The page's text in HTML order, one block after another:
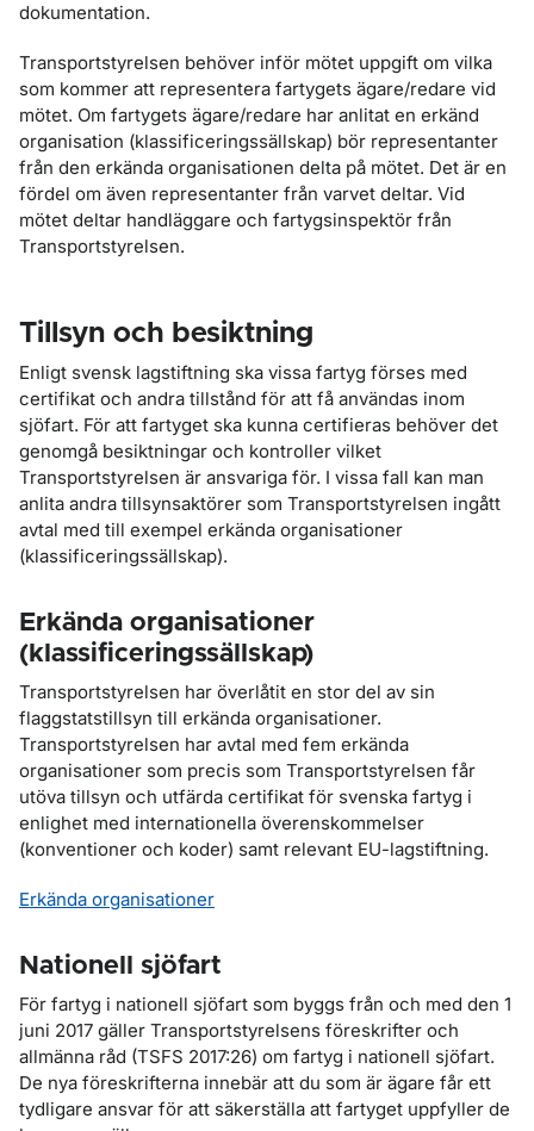
dokumentation.
Transportstyrelsen behöver inför mötet uppgift om vilka
som kommer att representera fartygets ägare/redare vid
mötet. Om fartygets ägare/redare har anlitat en erkänd
organisation (klassificeringssällskap) bör representanter
från den erkända organisationen delta på mötet. Det är en
fördel om även representanter från varvet deltar. Vid
mötet deltar handläggare och fartygsinspektör från
Transportstyrelsen.
Tillsyn och besiktning
Enligt svensk lagstiftning ska vissa fartyg förses med
certifikat och andra tillstånd för att få användas inom
sjöfart. För att fartyget ska kunna certifieras behöver det
genomgå besiktningar och kontroller vilket
Transportstyrelsen är ansvariga för. I vissa fall kan man
anlita andra tillsynsaktörer som Transportstyrelsen ingått
avtal med till exempel erkända organisationer
(klassificeringssällskap).
Erkända organisationer
(klassificeringssällskap)
Transportstyrelsen har överlåtit en stor del av sin
flaggstatstillsyn till erkända organisationer.
Transportstyrelsen har avtal med fem erkända
organisationer som precis som Transportstyrelsen får
utöva tillsyn och utfärda certifikat för svenska fartyg i
enlighet med internationella överenskommelser
(konventioner och koder) samt relevant EU-lagstiftning.
Erkända organisationer
Nationell sjöfart
För fartyg i nationell sjöfart som byggs från och med den 1
juni 2017 gäller Transportstyrelsens föreskrifter och
allmänna råd (TSFS 2017:26) om fartyg i nationell sjöfart.
De nya föreskrifterna innebär att du som är ägare får ett
tydligare ansvar för att säkerställa att fartyget uppfyller de